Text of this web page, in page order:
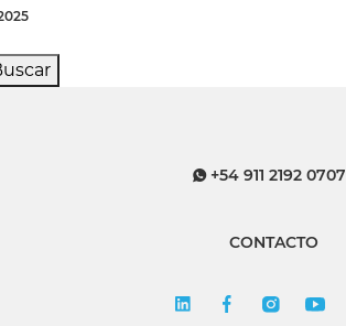
+54 911 2192 0707
CONTACTO